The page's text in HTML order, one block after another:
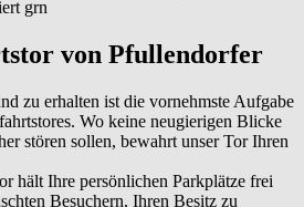
von Pfullendorfer
zu erhalten ist die vornehmste Aufgabe
Wo keine neugierigen Blicke
stören sollen, bewahrt unser Tor Ihren
hält Ihre persönlichen Parkplätze frei
Besuchern, Ihren Besitz zu